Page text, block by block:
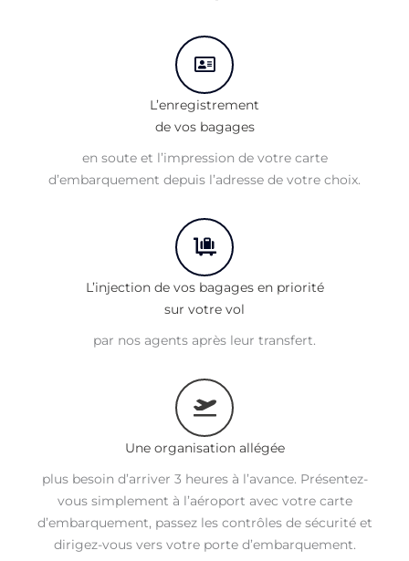
L’enregistrement
de vos bagages
en soute et l’impression de votre carte
d’embarquement depuis l’adresse de votre choix.
L’injection de vos bagages en priorité
sur votre vol
par nos agents après leur transfert.
Une organisation allégée
plus besoin d’arriver 3 heures à l’avance. Présentez-
vous simplement à l’aéroport avec votre carte
d’embarquement, passez les contrôles de sécurité et
dirigez-vous vers votre porte d’embarquement.